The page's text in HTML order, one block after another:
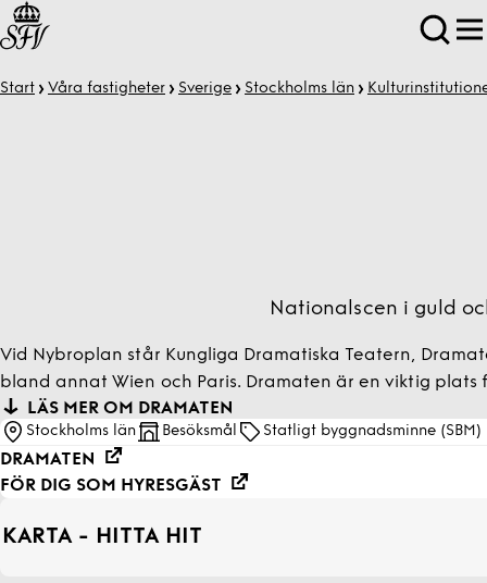
Start Våra fastigheter Sverige Stockholms län
Nationalscen i guld
Vid Nybroplan står Kungliga Dramatiska Teatern,
bland annat Wien och Paris. Dramaten är en viktig plats
LÄS MER OM DRAMATEN
Stockholms län Besöksmål Statligt byggnadsminne (SBM)
DRAMATEN
FÖR DIG SOM HYRESGÄST
KARTA - HITTA HIT